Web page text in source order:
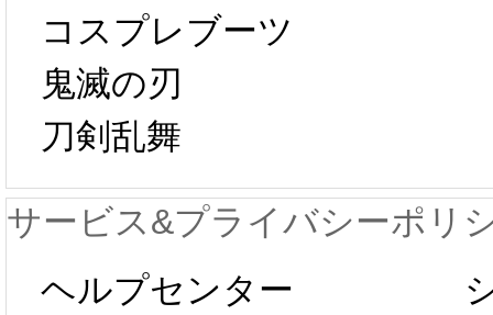
響で2024年2月5
日から工場生産
が一時停止いた
します。 2月5日
プレ
コスプレブーツ
鬼滅の刃
刀剣乱舞
サービス&プライバシーポリ
ヘルプセンター